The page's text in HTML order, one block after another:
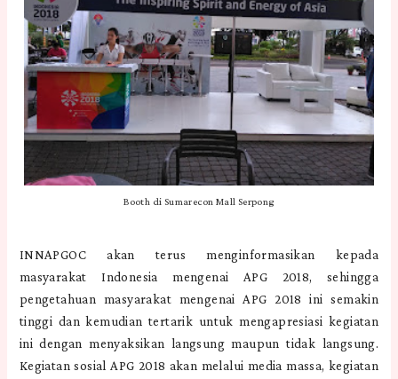
Booth di Sumarecon Mall Serpong
INNAPGOC akan terus menginformasikan kepada
masyarakat Indonesia mengenai APG 2018, sehingga
pengetahuan masyarakat mengenai APG 2018 ini semakin
tinggi dan kemudian tertarik untuk mengapresiasi kegiatan
ini dengan menyaksikan langsung maupun tidak langsung.
Kegiatan sosial APG 2018 akan melalui media massa, kegiatan